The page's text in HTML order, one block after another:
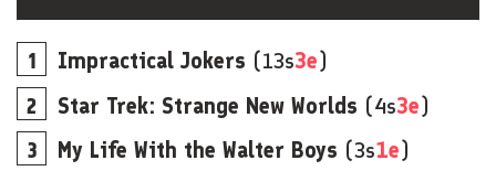
Impractical Jokers (13s3e)
Star Trek: Strange New Worlds (4s3e)
My Life With the Walter Boys (3s1e)